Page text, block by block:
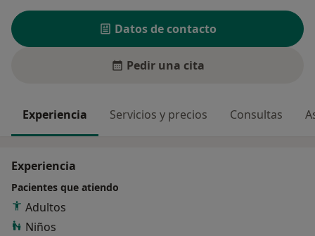
Datos de contacto
Pedir una cita
Experiencia Servicios y precios Consultas
Experiencia
Pacientes que atiendo
Adultos
Niños